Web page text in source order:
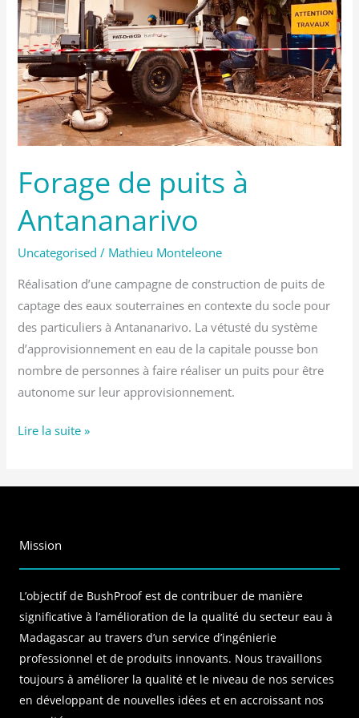
Forage de puits à
Antananarivo
Uncategorised / Mathieu Monteleone
Réalisation d’une campagne de construction de puits de
captage des eaux souterraines en contexte du socle pour
des particuliers à Antananarivo. La vétusté du système
d’approvisionnement en eau de la capitale pousse bon
nombre de personnes à faire réaliser un puits pour être
autonome sur leur approvisionnement.
Lire la suite »
Mission
L’objectif de BushProof est de contribuer de manière
significative à l’amélioration de la qualité du secteur eau à
Madagascar au travers d’un service d’ingénierie
professionnel et de produits innovants. Nous travaillons
toujours à améliorer la qualité et le niveau de nos services
en développant de nouvelles idées et en accroissant nos